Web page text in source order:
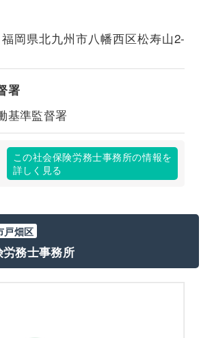
福岡県北九州市八幡西区松寿山2-
署
基準監督署
この社会保険労務士事務所の情報を
詳しく見る
戸畑区
務士事務所